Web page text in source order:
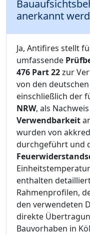
anerkannt
Ja, Antifires stellt
umfassende
476 Part 22zur
von den
einschließlich der
NRW, als
Verwendbarkeit
wurden von
durchgeführt und
enthalten
Rahmenprofilen,
den verwendeten
direkte
Bauvorhaben in